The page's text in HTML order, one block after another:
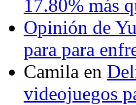
17.80% más
Opinión de
para para
Camila en
videojuegos